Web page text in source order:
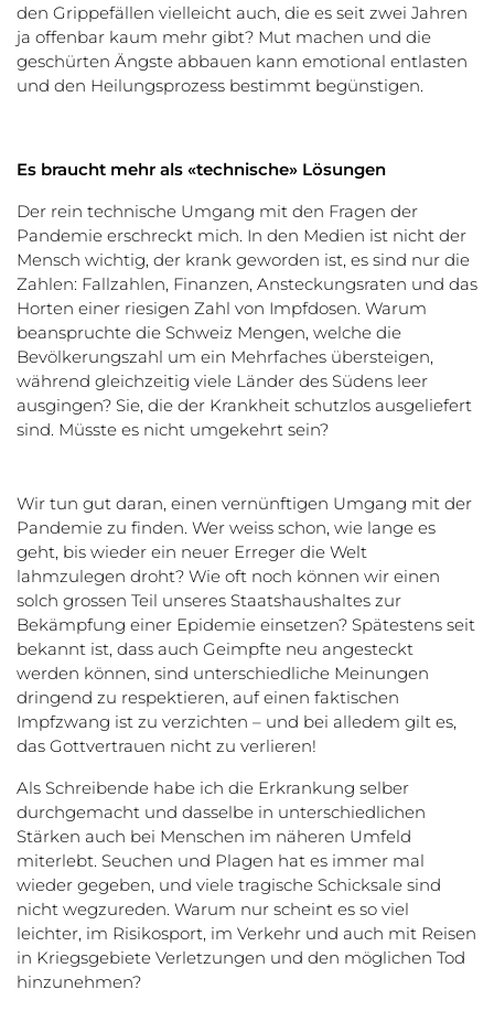
den Grippefällen vielleicht auch, die es seit zwei Jahren
ja offenbar kaum mehr gibt? Mut machen und die
geschürten Ängste abbauen kann emotional entlasten
und den Heilungsprozess bestimmt begünstigen.
Es braucht mehr als «technische» Lösungen
Der rein technische Umgang mit den Fragen der
Pandemie erschreckt mich. In den Medien ist nicht der
Mensch wichtig, der krank geworden ist, es sind nur die
Zahlen: Fallzahlen, Finanzen, Ansteckungsraten und das
Horten einer riesigen Zahl von Impfdosen. Warum
beanspruchte die Schweiz Mengen, welche die
Bevölkerungszahl um ein Mehrfaches übersteigen,
während gleichzeitig viele Länder des Südens leer
ausgingen? Sie, die der Krankheit schutzlos ausgeliefert
sind. Müsste es nicht umgekehrt sein?
Wir tun gut daran, einen vernünftigen Umgang mit der
Pandemie zu finden. Wer weiss schon, wie lange es
geht, bis wieder ein neuer Erreger die Welt
lahmzulegen droht? Wie oft noch können wir einen
solch grossen Teil unseres Staatshaushaltes zur
Bekämpfung einer Epidemie einsetzen? Spätestens seit
bekannt ist, dass auch Geimpfte neu angesteckt
werden können, sind unterschiedliche Meinungen
dringend zu respektieren, auf einen faktischen
Impfzwang ist zu verzichten – und bei alledem gilt es,
das Gottvertrauen nicht zu verlieren!
Als Schreibende habe ich die Erkrankung selber
durchgemacht und dasselbe in unterschiedlichen
Stärken auch bei Menschen im näheren Umfeld
miterlebt. Seuchen und Plagen hat es immer mal
wieder gegeben, und viele tragische Schicksale sind
nicht wegzureden. Warum nur scheint es so viel
leichter, im Risikosport, im Verkehr und auch mit Reisen
in Kriegsgebiete Verletzungen und den möglichen Tod
hinzunehmen?